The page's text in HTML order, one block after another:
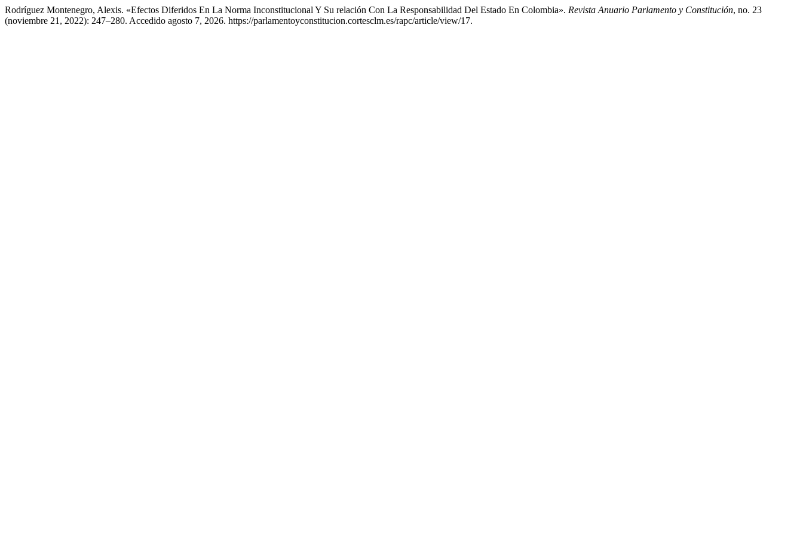
Rodríguez Montenegro, Alexis. «Efectos Diferidos En La Norma Inconstitucional Y Su relación Con La Responsabilidad Del Estado En Colombia». Revista Anuario Parlamento y Constitución, no. 23
(noviembre 21, 2022): 247–280. Accedido agosto 7, 2026. https://parlamentoyconstitucion.cortesclm.es/rapc/article/view/17.